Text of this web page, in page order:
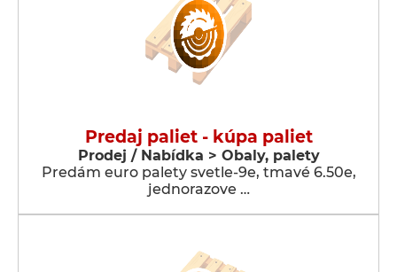
Predaj paliet - kúpa paliet
Prodej / Nabídka > Obaly, palety
Predám euro palety svetle-9e, tmavé 6.50e,
jednorazove …